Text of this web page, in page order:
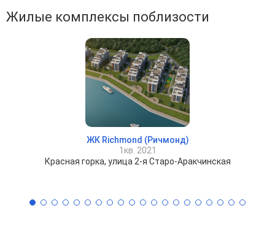
Жилые комплексы поблизости
ЖК Richmond (Ричмонд)
1кв. 2021
Красная горка, улица 2-я Старо-Аракчинская